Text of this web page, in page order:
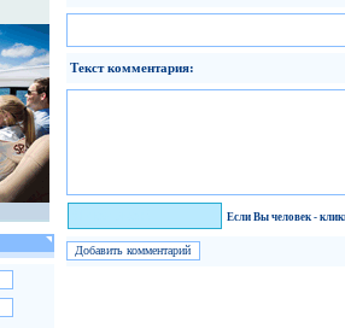
Текст комментария:
Если Вы человек -